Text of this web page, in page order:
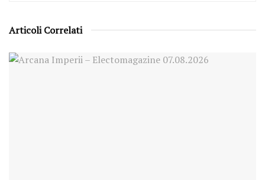
Articoli Correlati